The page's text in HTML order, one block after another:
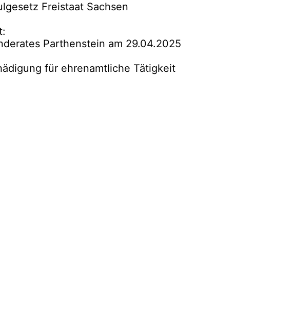
Freistaat Sachsen
Parthenstein am 29.04.2025
für ehrenamtliche Tätigkeit